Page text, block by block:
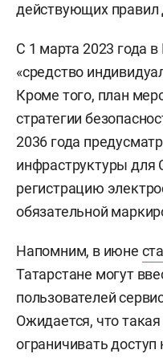
действующих
С 1 марта 2023 года
«средство
Кроме того, план
стратегии
2036 года
инфраструктуры
регистрацию
обязательной
Напомним, в июне
Татарстане могут
пользователей
Ожидается, что
ограничивать